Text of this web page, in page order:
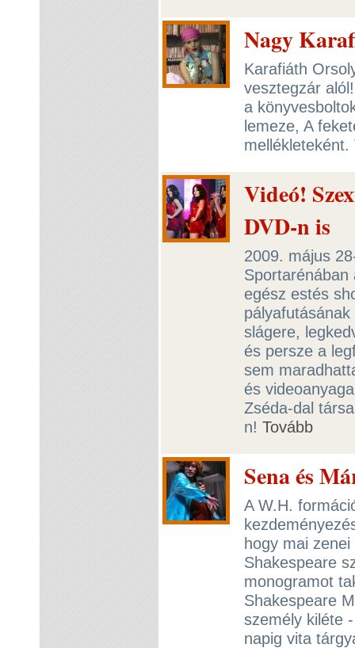
Nagy
Karafiáth
vesztegzár
a
lemeze, A
mellékleteként.
Videó!
DVD-n is
2009. május
egész estés
slágere,
és persze a
sem
és
Zséda-dal
n! Tovább
Sena és
A W.H.
hogy mai
Shakespeare
monogramot
Shakespeare
személy kiléte
napig vita